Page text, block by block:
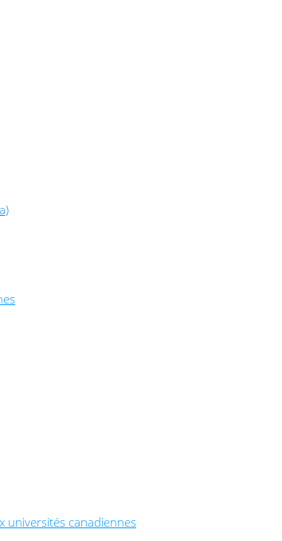
universités canadiennes